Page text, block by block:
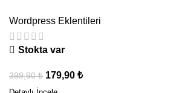
Wordpress Eklentileri
Stokta var
399,90₺ 179,90 ₺